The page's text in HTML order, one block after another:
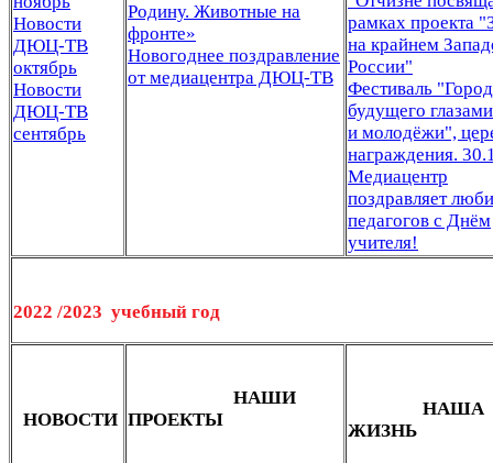
Новости
ДЮЦ-ТВ
октябрь
Новости
ДЮЦ-ТВ
сентябрь
Родину. Животные на
фронте»
Новогоднее поздравление
от медиацентра ДЮЦ-ТВ
рамках проекта
на крайнем
России"
Фестиваль "Город
будущего
и молодёжи",
награждения.
Медиацентр
поздравляет
педагогов с Днём
учителя!
2022 /2023 учебный год
НОВОСТИ
НАШИ
ПРОЕКТЫ
НАША
ЖИЗНЬ